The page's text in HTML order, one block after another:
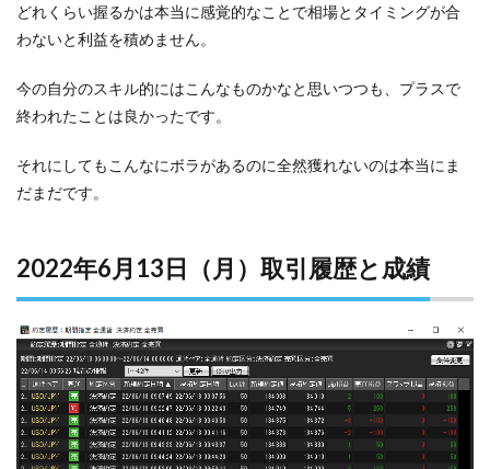
どれくらい握るかは本当に感覚的なことで相場とタイミングが合
わないと利益を積めません。
今の自分のスキル的にはこんなものかなと思いつつも、プラスで
終われたことは良かったです。
それにしてもこんなにボラがあるのに全然獲れないのは本当にま
だまだです。
2022年6月13日（月）取引履歴と成績